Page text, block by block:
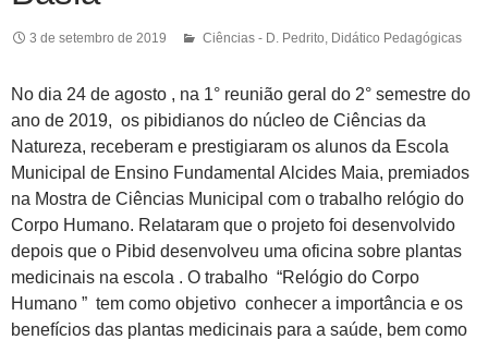
3 de setembro de 2019 Ciências - D. Pedrito Didático Pedagógicas
No dia 24 de agosto , na 1° reunião geral do 2° semestre do
ano de 2019, os pibidianos do núcleo de Ciências da
Natureza, receberam e prestigiaram os alunos da Escola
Municipal de Ensino Fundamental Alcides Maia, premiados
na Mostra de Ciências Municipal com o trabalho relógio do
Corpo Humano. Relataram que o projeto foi desenvolvido
depois que o Pibid desenvolveu uma oficina sobre plantas
medicinais na escola . O trabalho “Relógio do Corpo
Humano ” tem como objetivo conhecer a importância e os
benefícios das plantas medicinais para a saúde, bem como